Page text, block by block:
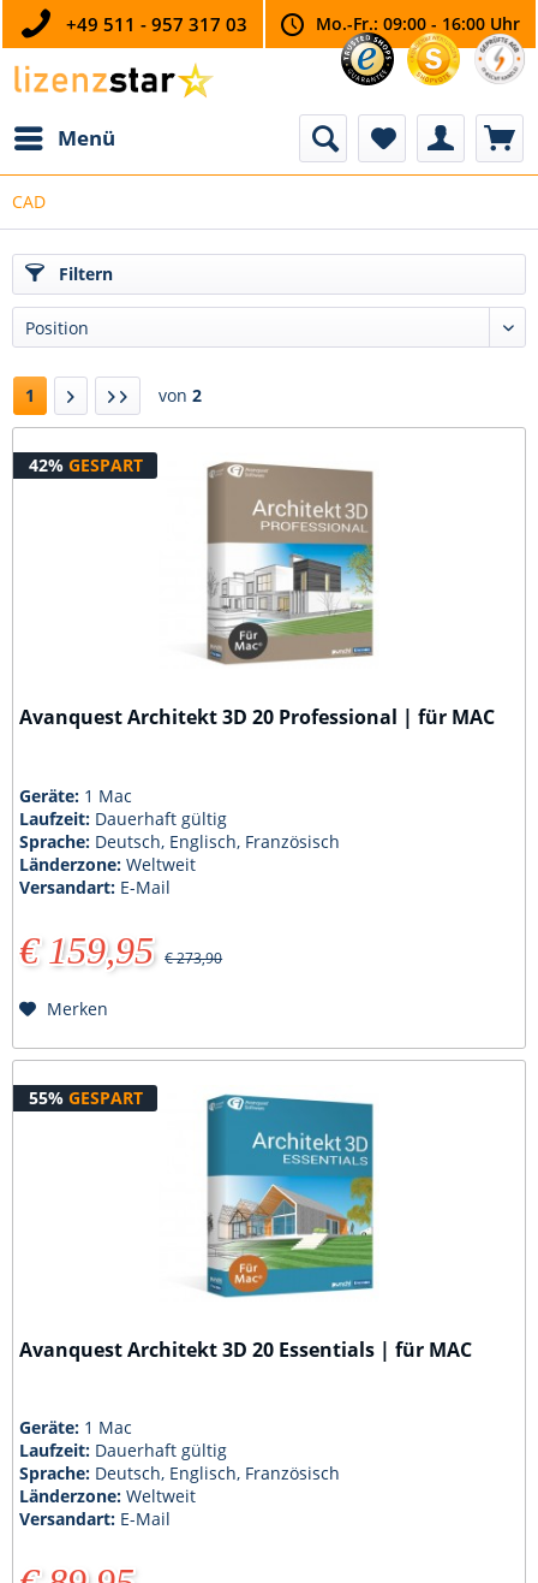
+49 511 - 957 317 03 Mo.-Fr.: 09:00 - 16:00 Uhr
Menü
CAD
Filtern
1 von 2
42% GESPART
Avanquest Architekt 3D 20 Professional | für MAC
Geräte: 1 Mac
Laufzeit: Dauerhaft gültig
Sprache: Deutsch, Englisch, Französisch
Länderzone:Weltweit
Versandart: E-Mail
€ 159,95 € 273,90
Merken
55% GESPART
Avanquest Architekt 3D 20 Essentials | für MAC
Geräte: 1 Mac
Laufzeit: Dauerhaft gültig
Sprache: Deutsch, Englisch, Französisch
Länderzone:Weltweit
Versandart: E-Mail